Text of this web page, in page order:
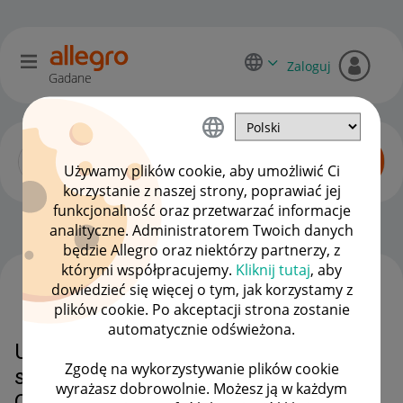
Używamy plików cookie, aby umożliwić Ci
korzystanie z naszej strony, poprawiać jej
funkcjonalność oraz przetwarzać informacje
analityczne. Administratorem Twoich danych
będzie Allegro oraz niektórzy partnerzy, z
którymi współpracujemy. Kliknij tutaj, aby
dowiedzieć się więcej o tym, jak korzystamy z
plików cookie. Po akceptacji strona zostanie
automatycznie odświeżona.
Zgodę na wykorzystywanie plików cookie
wyrażasz dobrowolnie. Możesz ją w każdym
Gadane
Zaloguj
Dyskusje kupujących OPCJE
Uwaga na oszustwo sprzedaży
samochodu Mercedes-Benz Klasa
WSZYSTKIE TEMATY